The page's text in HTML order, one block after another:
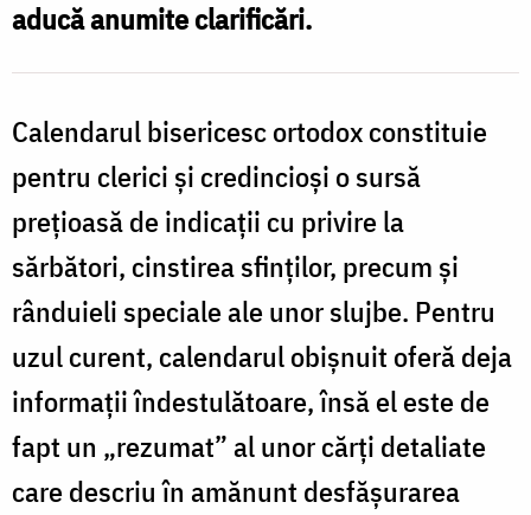
/
Foto:
Nechifor
aducă anumite clarificări.
Calendarul bisericesc ortodox constituie
pentru clerici și credincioși o sursă
prețioasă de indicații cu privire la
sărbători, cinstirea sfinților, precum și
rânduieli speciale ale unor slujbe. Pentru
uzul curent, calendarul obișnuit oferă deja
informații îndestulătoare, însă el este de
fapt un „rezumat” al unor cărți detaliate
care descriu în amănunt desfășurarea